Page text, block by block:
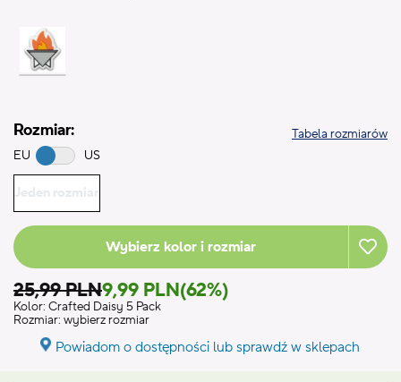
Rozmiar:
EU US
Tabela rozmiarów
Jeden rozmiar
Wybierz kolor i rozmiar
25,99 PLN9,99 PLN(62%)
Kolor: Crafted Daisy 5 Pack
Rozmiar: wybierz rozmiar
Powiadom o dostępności lub sprawdź w sklepach